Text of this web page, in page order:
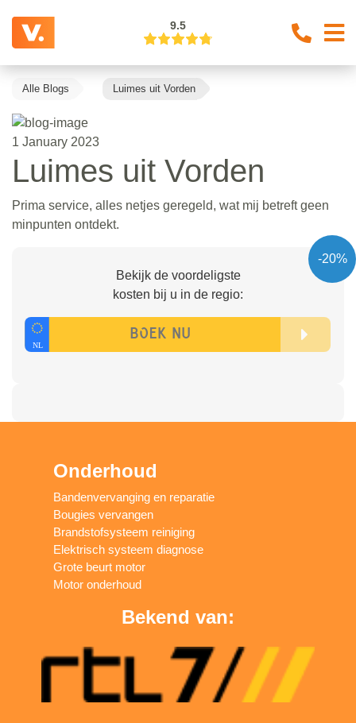
9.5
Alle Blogs Luimes uit Vorden
1 January 2023
Luimes uit Vorden
Prima service, alles netjes geregeld, wat mij betreft geen
minpunten ontdekt.
-20%
Bekijk de voordeligste
kosten bij u in de regio:
Onderhoud
Bandenvervanging en reparatie
Bougies vervangen
Brandstofsysteem reiniging
Elektrisch systeem diagnose
Grote beurt motor
Motor onderhoud
Bekend van: